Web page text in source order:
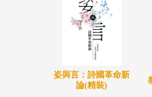
姿與言：詩國革命新
論(精裝)